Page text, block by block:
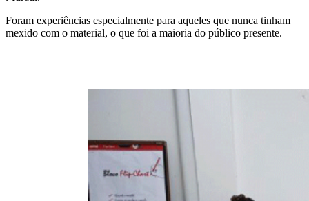
Foram experiências especialmente para aqueles que nunca tinham
mexido com o material, o que foi a maioria do público presente.